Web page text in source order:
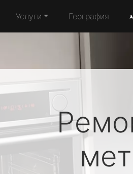
Услуги География